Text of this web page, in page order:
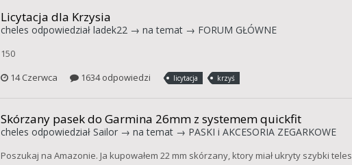
Licytacja dla Krzysia
cheles odpowiedział ladek22 → na temat → FORUM GŁÓWNE
150
14 Czerwca
1634 odpowiedzi licytacja krzyś
Skórzany pasek do Garmina 26mm z systemem quickfit
cheles odpowiedział Sailor→ na temat → PASKI i AKCESORIA ZEGARKOWE
Poszukaj na Amazonie. Ja kupowałem 22 mm skórzany, ktory miał ukryty szybki